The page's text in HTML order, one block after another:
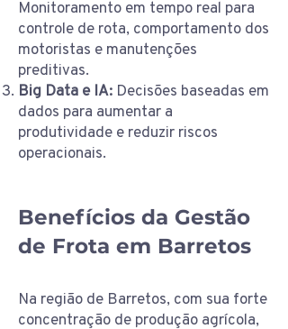
Monitoramento em tempo real para
controle de rota, comportamento dos
motoristas e manutenções
preditivas.
Big Data e IA: Decisões baseadas em
dados para aumentar a
produtividade e reduzir riscos
operacionais.
Benefícios da Gestão
de Frota em Barretos
Na região de Barretos, com sua forte
concentração de produção agrícola,